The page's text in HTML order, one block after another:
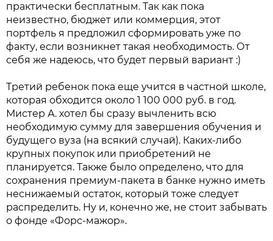
практически бесплатным. Так как пока
неизвестно, бюджет или коммерция, этот
портфель я предложил сформировать уже по
факту, если возникнет такая необходимость. От
себя же надеюсь, что будет первый вариант :)
Третий ребенок пока еще учится в частной школе,
которая обходится около 1 100 000 руб. в год.
Мистер А. хотел бы сразу вычленить всю
необходимую сумму для завершения обучения и
будущего вуза (на всякий случай). Каких-либо
крупных покупок или приобретений не
планируется. Также было определено, что для
сохранения премиум-пакета в банке нужно иметь
неснижаемый остаток, который тоже следует
распределить. Ну и, конечно же, не стоит забывать
о фонде «Форс-мажор».